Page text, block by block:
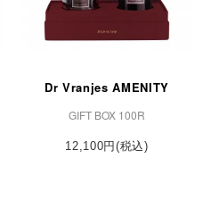
Dr Vranjes AMENITY
GIFT BOX 100R
12,100円(税込)